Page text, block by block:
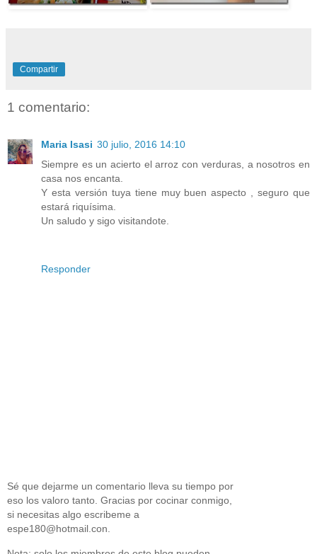
Compartir
1 comentario:
Maria Isasi 30 julio, 2016 14:10
Siempre es un acierto el arroz con verduras, a nosotros en
casa nos encanta.
Y esta versión tuya tiene muy buen aspecto , seguro que
estará riquísima.
Un saludo y sigo visitandote.
Responder
Sé que dejarme un comentario lleva su tiempo por
eso los valoro tanto. Gracias por cocinar conmigo,
si necesitas algo escribeme a
espe180@hotmail.con.